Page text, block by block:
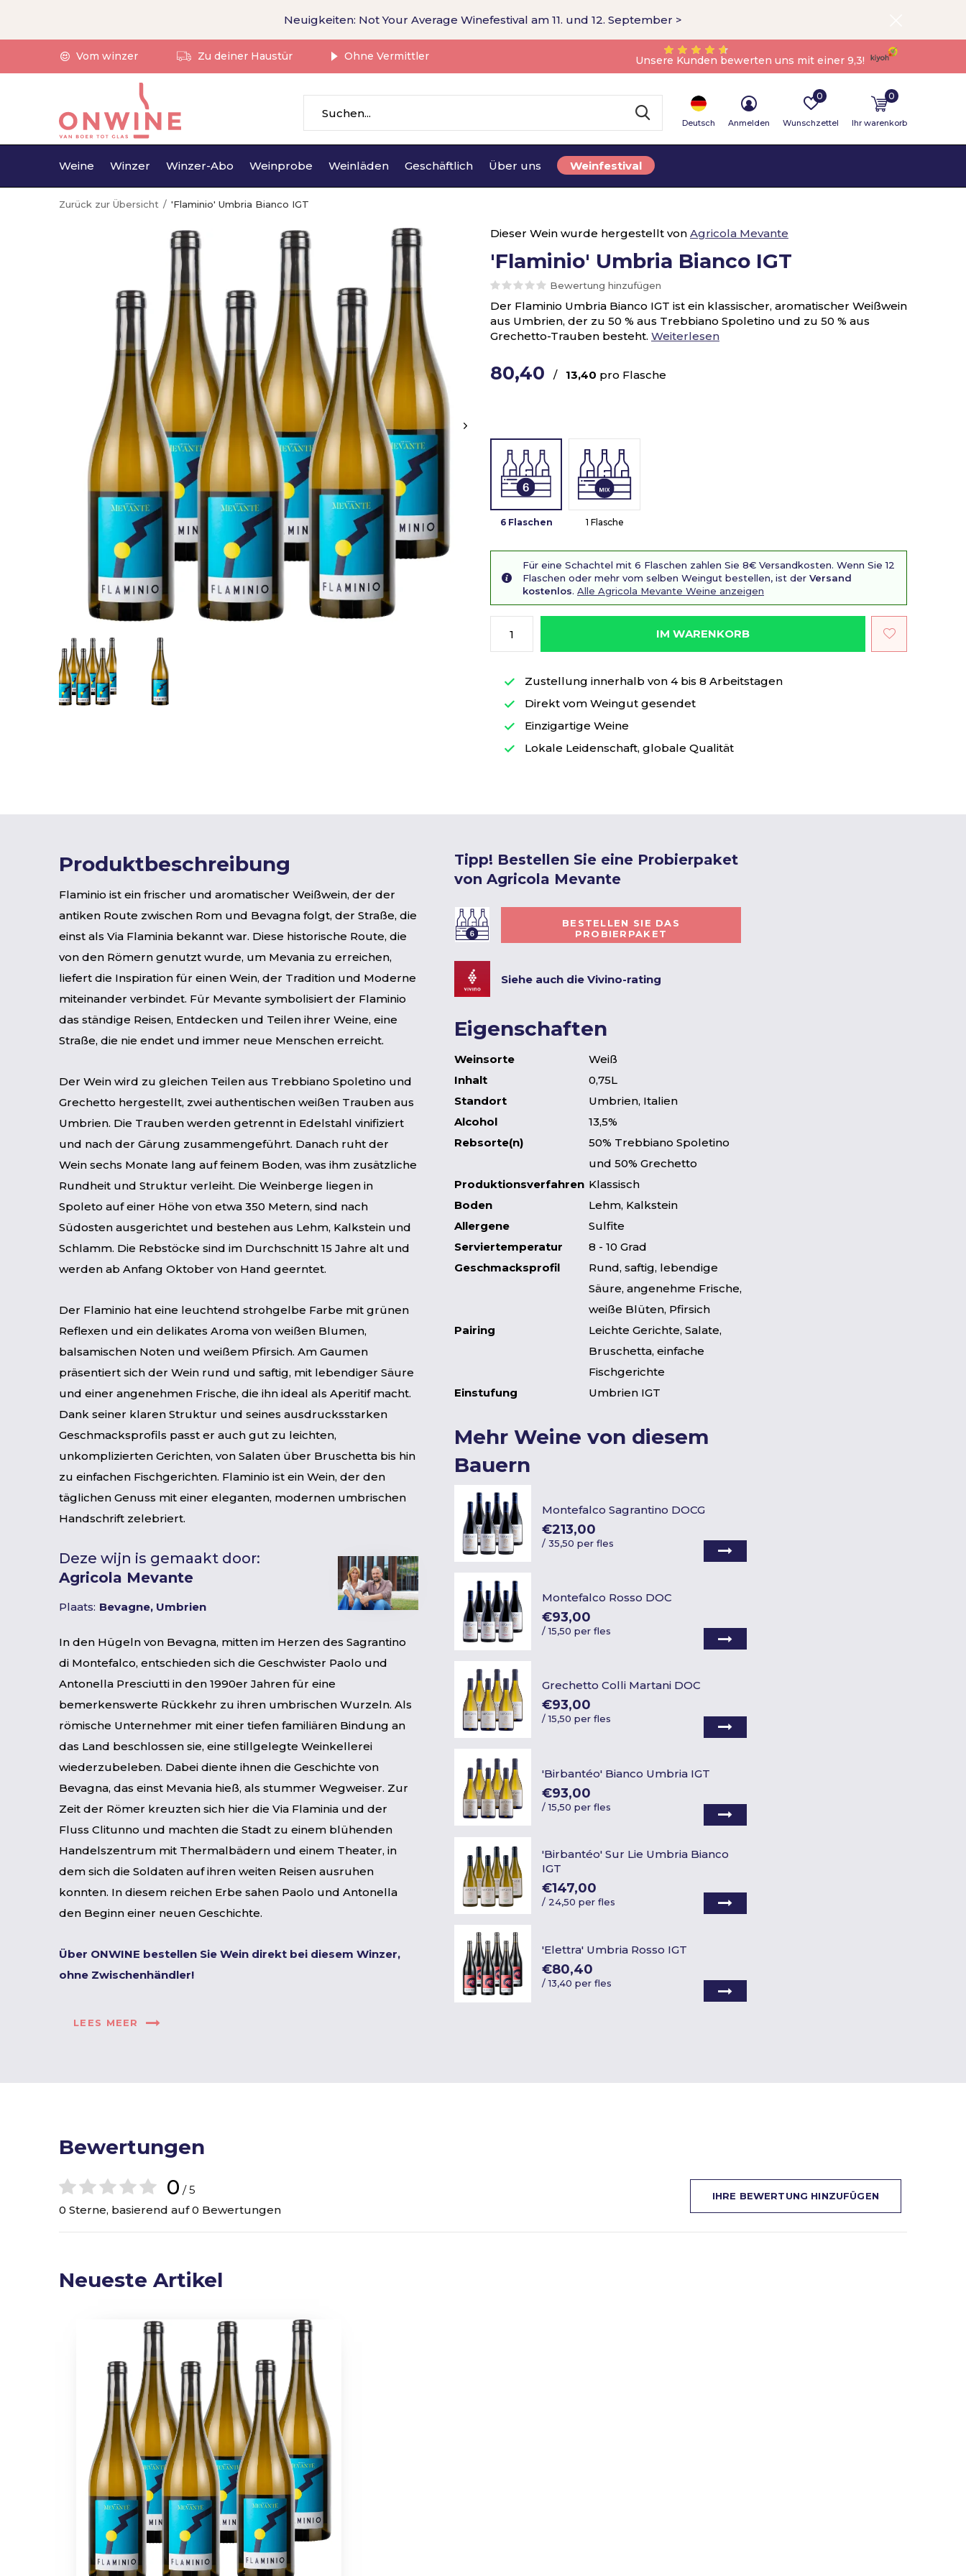
Weine Winzer Winzer-Abo Weinprobe Weinläden Geschäftlich Über uns Weinfestival
Deutsch Anmelden Wunschzettel
0
Ihr warenkorb
0
Vom winzer Zu deiner Haustür Ohne Vermittler Unsere Kunden bewerten uns mit einer 9,3!
Neuigkeiten: Not Your Average Winefestival am 11. und 12. September >
Zurück zur Übersicht 'Flaminio' Umbria Bianco IGT
Dieser Wein wurde hergestellt von Agricola Mevante
'Flaminio' Umbria Bianco IGT
Bewertung hinzufügen
Der Flaminio Umbria Bianco IGT ist ein klassischer, aromatischer Weißwein
aus Umbrien, der zu 50 % aus Trebbiano Spoletino und zu 50 % aus
Grechetto-Trauben besteht. Weiterlesen
80,40 / 13,40 pro Flasche
6 Flaschen 1 Flasche
Für eine Schachtel mit 6 Flaschen zahlen Sie 8€ Versandkosten. Wenn Sie 12
Flaschen oder mehr vom selben Weingut bestellen, ist der Versand
kostenlos. Alle Agricola Mevante Weine anzeigen
IM WARENKORB
Zustellung innerhalb von 4 bis 8 Arbeitstagen
Direkt vom Weingut gesendet
Einzigartige Weine
Lokale Leidenschaft, globale Qualität
Produktbeschreibung
Flaminio ist ein frischer und aromatischer Weißwein, der der
antiken Route zwischen Rom und Bevagna folgt, der Straße, die
einst als Via Flaminia bekannt war. Diese historische Route, die
von den Römern genutzt wurde, um Mevania zu erreichen,
liefert die Inspiration für einen Wein, der Tradition und Moderne
miteinander verbindet. Für Mevante symbolisiert der Flaminio
das ständige Reisen, Entdecken und Teilen ihrer Weine, eine
Straße, die nie endet und immer neue Menschen erreicht.
Der Wein wird zu gleichen Teilen aus Trebbiano Spoletino und
Grechetto hergestellt, zwei authentischen weißen Trauben aus
Umbrien. Die Trauben werden getrennt in Edelstahl vinifiziert
und nach der Gärung zusammengeführt. Danach ruht der
Wein sechs Monate lang auf feinem Boden, was ihm zusätzliche
Rundheit und Struktur verleiht. Die Weinberge liegen in
Spoleto auf einer Höhe von etwa 350 Metern, sind nach
Südosten ausgerichtet und bestehen aus Lehm, Kalkstein und
Schlamm. Die Rebstöcke sind im Durchschnitt 15 Jahre alt und
werden ab Anfang Oktober von Hand geerntet.
Der Flaminio hat eine leuchtend strohgelbe Farbe mit grünen
Reflexen und ein delikates Aroma von weißen Blumen,
balsamischen Noten und weißem Pfirsich. Am Gaumen
präsentiert sich der Wein rund und saftig, mit lebendiger Säure
und einer angenehmen Frische, die ihn ideal als Aperitif macht.
Dank seiner klaren Struktur und seines ausdrucksstarken
Geschmacksprofils passt er auch gut zu leichten,
unkomplizierten Gerichten, von Salaten über Bruschetta bis hin
zu einfachen Fischgerichten. Flaminio ist ein Wein, der den
täglichen Genuss mit einer eleganten, modernen umbrischen
Handschrift zelebriert.
Deze wijn is gemaakt door:
Agricola Mevante
Plaats: Bevagne, Umbrien
In den Hügeln von Bevagna, mitten im Herzen des Sagrantino
di Montefalco, entschieden sich die Geschwister Paolo und
Antonella Presciutti in den 1990er Jahren für eine
bemerkenswerte Rückkehr zu ihren umbrischen Wurzeln. Als
römische Unternehmer mit einer tiefen familiären Bindung an
das Land beschlossen sie, eine stillgelegte Weinkellerei
wiederzubeleben. Dabei diente ihnen die Geschichte von
Bevagna, das einst Mevania hieß, als stummer Wegweiser. Zur
Zeit der Römer kreuzten sich hier die Via Flaminia und der
Fluss Clitunno und machten die Stadt zu einem blühenden
Handelszentrum mit Thermalbädern und einem Theater, in
dem sich die Soldaten auf ihren weiten Reisen ausruhen
konnten. In diesem reichen Erbe sahen Paolo und Antonella
den Beginn einer neuen Geschichte.
Über ONWINE bestellen Sie Wein direkt bei diesem Winzer,
ohne Zwischenhändler!
LEES MEER
Tipp! Bestellen Sie eine Probierpaket
von Agricola Mevante
BESTELLEN SIE DAS
PROBIERPAKET
Siehe auch die Vivino-rating
Eigenschaften
Weinsorte
Weiß
Inhalt
0,75L
Standort
Umbrien, Italien
Alcohol
13,5%
Rebsorte(n)
50% Trebbiano Spoletino
und 50% Grechetto
Produktionsverfahren Klassisch
Boden
Lehm, Kalkstein
Allergene
Sulfite
Serviertemperatur
8 - 10 Grad
Geschmacksprofil
Rund, saftig, lebendige
Säure, angenehme Frische,
weiße Blüten, Pfirsich
Pairing
Leichte Gerichte, Salate,
Bruschetta, einfache
Fischgerichte
Einstufung
Umbrien IGT
Mehr Weine von diesem
Bauern
Montefalco Sagrantino DOCG
€213,00
/35,50 per fles
Montefalco Rosso DOC
€93,00
/15,50 per fles
Grechetto Colli Martani DOC
€93,00
/15,50 per fles
'Birbantéo' Bianco Umbria IGT
€93,00
/15,50 per fles
'Birbantéo' Sur Lie Umbria Bianco
IGT
€147,00
/ 24,50 per fles
'Elettra' Umbria Rosso IGT
€80,40
/13,40 per fles
Bewertungen
0 / 5
0 Sterne, basierend auf 0 Bewertungen
IHRE BEWERTUNG HINZUFÜGEN
Neueste Artikel